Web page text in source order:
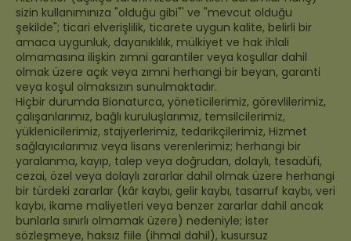
sizin kullanımınıza "olduğu gibi"' ve "mevcut olduğu
şekilde"; ticari elverişlilik, ticarete uygun kalite, belirli bir
amaca uygunluk, dayanıklılık, mülkiyet ve hak ihlali
olmamasına ilişkin zımni garantiler veya koşullar dahil
olmak üzere açık veya zımni herhangi bir beyan, garanti
veya koşul olmaksızın sunulmaktadır.
Hiçbir durumda Bionaturca, yöneticilerimiz, görevlilerimiz,
çalışanlarımız, bağlı kuruluşlarımız, temsilcilerimiz,
yüklenicilerimiz, stajyerlerimiz, tedarikçilerimiz, Hizmet
sağlayıcılarımız veya lisans verenlerimiz; herhangi bir
yaralanma, kayıp, talep veya doğrudan, dolaylı, tesadüfi,
cezai, özel veya dolaylı zararlar dahil olmak üzere herhangi
bir türdeki zararlar (kâr kaybı, gelir kaybı, tasarruf kaybı, veri
kaybı, ikame maliyetleri veya benzer zararlar dahil ancak
bunlarla sınırlı olmamak üzere) nedeniyle; ister
sözleşmeye, haksız fiile (ihmal dahil), kusursuz